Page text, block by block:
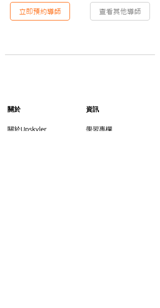
立即預約導師 查看其他導師
​關於 資訊
​關於Upskyler
學習專欄